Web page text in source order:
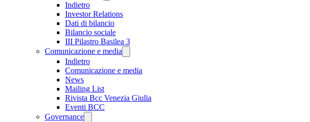
Indietro
Investor Relations
Dati di bilancio
Bilancio sociale
III Pilastro Basilea 3
Comunicazione e media
Indietro
Comunicazione e media
News
Mailing List
Rivista Bcc Venezia Giulia
Eventi BCC
Governance